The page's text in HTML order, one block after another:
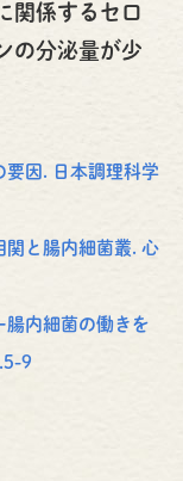
関係するセロ
の分泌量が少
要因. 日本調理科学
関と腸内細菌叢. 心
腸内細菌の働きを
9